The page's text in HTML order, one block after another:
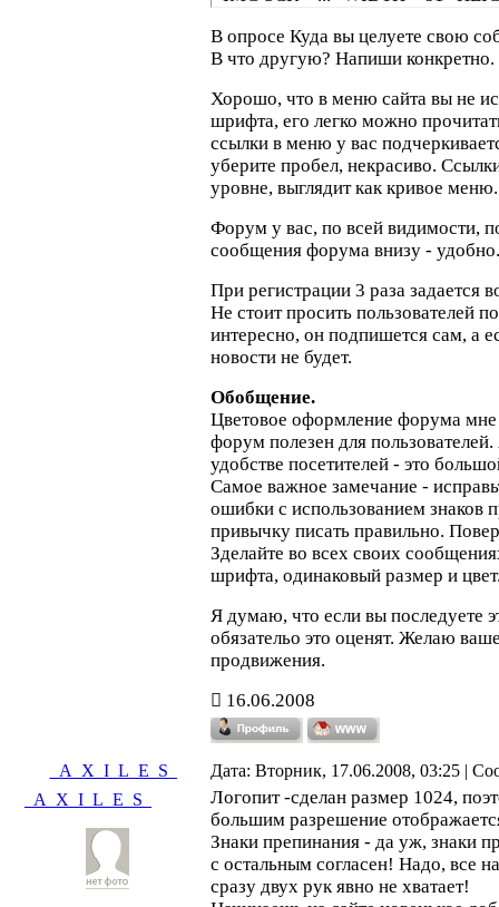
В опросе Куда вы целуете свою
В что другую? Напиши конкретно.
Хорошо, что в меню сайта вы не
шрифта, его легко можно
ссылки в меню у вас
уберите пробел, некрасиво.
уровне, выглядит как кривое меню.
Форум у вас, по всей видимости,
сообщения форума внизу - удобно.
При регистрации 3 раза задается
Не стоит просить пользователей
интересно, он подпишется сам, а
новости не будет.
Обобщение.
Цветовое оформление форума мне
форум полезен для
удобстве посетителей - это
Самое важное замечание -
ошибки с использованием знаков
привычку писать правильно.
Зделайте во всех своих
шрифта, одинаковый размер и
Я думаю, что если вы последуете
обязательо это оценят. Желаю
продвижения.
16.06.2008
_A_X_I_L_E_S_
Дата: Вторник, 17.06.2008, 03:25 |
_A_X_I_L_E_S_
Логопит -сделан размер 1024,
большим разрешение
Знаки препинания - да уж, знаки
с остальным согласен! Надо, все
сразу двух рук явно не хватает!